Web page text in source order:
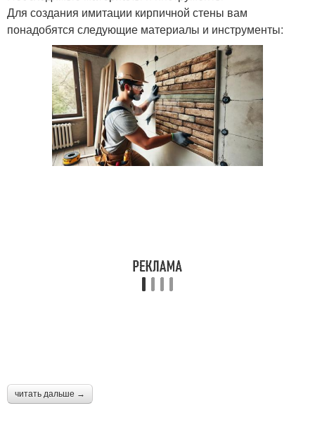
Для создания имитации кирпичной стены вам
понадобятся следующие материалы и инструменты:
читать дальше →